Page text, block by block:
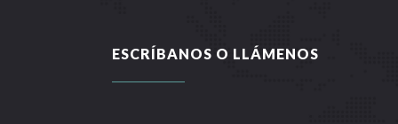
ESCRÍBANOS O LLÁMENOS